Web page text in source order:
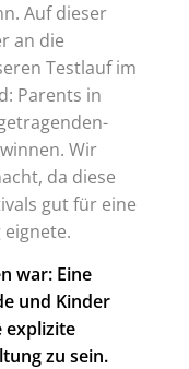
Auf dieser
an die
Testlauf im
Parents in
Wir
da diese
gut für eine
war: Eine
und Kinder
explizite
zu sein.